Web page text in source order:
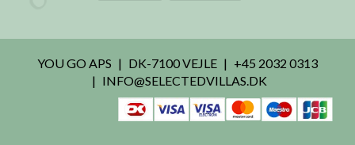
YOU GO APS DK-7100 VEJLE
+45 2032 0313
INFO@SELECTEDVILLAS.DK